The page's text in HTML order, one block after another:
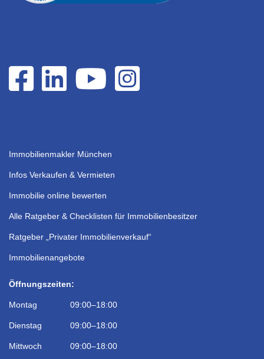
Immobilienmakler München
Infos Verkaufen & Vermieten
Immobilie online bewerten
Alle Ratgeber & Checklisten für Immobilienbesitzer
Ratgeber „Privater Immobilienverkauf“
Immobilienangebote
Öffnungszeiten:
Montag 09:00–18:00
Dienstag 09:00–18:00
Mittwoch 09:00–18:00